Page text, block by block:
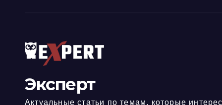
Эксперт
Актуальные статьи по темам, которые